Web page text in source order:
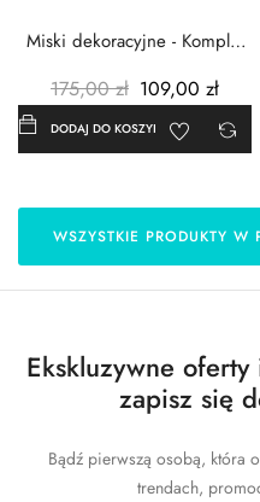
Miski dekoracyjne - Komplet
175,00 zł 109,00 zł
DODAJ DO KOSZYKA
WSZYSTKIE PRODUKTY W
Ekskluzywne
zapisz się
Bądź pierwszą osobą, która
trendach,